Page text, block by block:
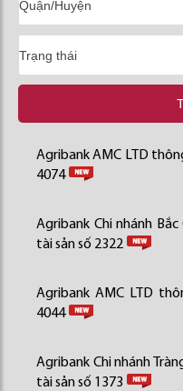
Agribank AMC LTD
4074
Agribank Chi nhánh
tài sản số 2322
Agribank AMC LTD
4044
Agribank Chi nhánh
tài sản số 1373